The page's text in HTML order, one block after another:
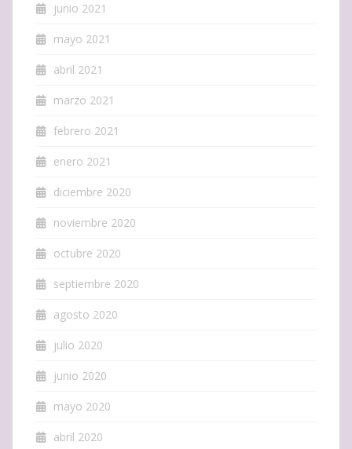
junio 2021
mayo 2021
abril 2021
marzo 2021
febrero 2021
enero 2021
diciembre 2020
noviembre 2020
octubre 2020
septiembre 2020
agosto 2020
julio 2020
junio 2020
mayo 2020
abril 2020